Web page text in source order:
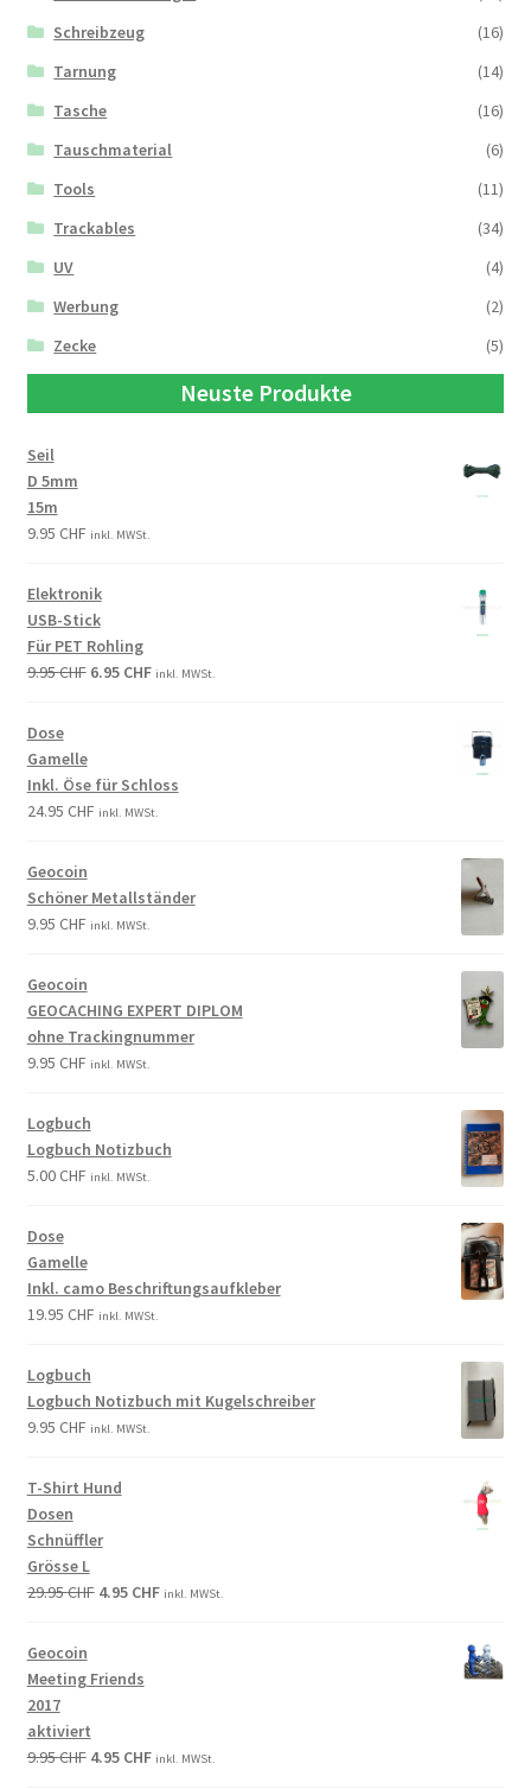
Schreibzeug
(16)
Tarnung
(14)
Tasche
(16)
Tauschmaterial
(6)
Tools
(11)
Trackables
(34)
UV
(4)
Werbung
(2)
Zecke
(5)
Neuste Produkte
Seil
D 5mm
15m
9.95 CHF inkl. MWSt.
Elektronik
USB-Stick
Für PET Rohling
9.95CHF 6.95 CHF inkl. MWSt.
Dose
Gamelle
Inkl. Öse für Schloss
24.95 CHF inkl. MWSt.
Geocoin
Schöner Metallständer
9.95 CHF inkl. MWSt.
Geocoin
GEOCACHING EXPERT DIPLOM
ohne Trackingnummer
9.95 CHF inkl. MWSt.
Logbuch
Logbuch Notizbuch
5.00CHF inkl. MWSt.
Dose
Gamelle
Inkl. camo Beschriftungsaufkleber
19.95 CHF inkl. MWSt.
Logbuch
Logbuch Notizbuch mit Kugelschreiber
9.95 CHF inkl. MWSt.
T-Shirt Hund
Dosen
Schnüffler
Grösse L
29.95CHF 4.95 CHF inkl. MWSt.
Geocoin
Meeting Friends
2017
aktiviert
9.95CHF 4.95 CHF inkl. MWSt.